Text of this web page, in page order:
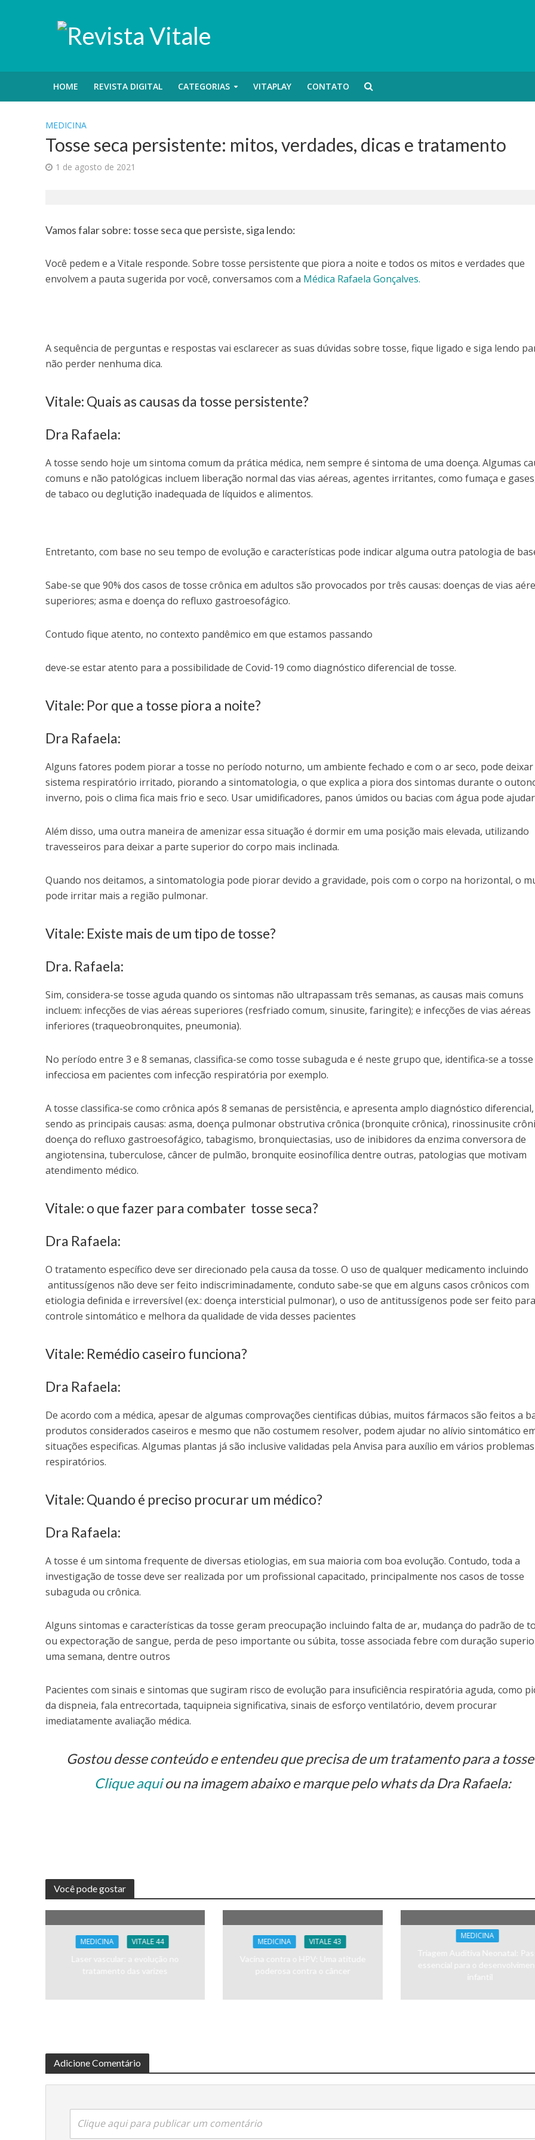
HOME REVISTA DIGITAL CATEGORIAS VITAPLAY CONTATO
MEDICINA
Tosse seca persistente: mitos, verdades, dicas e tratamento
1 de agosto de 2021
Vamos falar sobre: tosse seca que persiste, siga lendo:
Você pedem e a Vitale responde. Sobre tosse persistente que piora a noite e todos os mitos e verdades que
envolvem a pauta sugerida por você, conversamos com a Médica Rafaela Gonçalves.
A sequência de perguntas e respostas vai esclarecer as suas dúvidas sobre tosse, fique ligado e siga lendo
não perder nenhuma dica.
Vitale: Quais as causas da tosse persistente?
Dra Rafaela:
A tosse sendo hoje um sintoma comum da prática médica, nem sempre é sintoma de uma doença. Algumas
comuns e não patológicas incluem liberação normal das vias aéreas, agentes irritantes, como fumaça e
de tabaco ou deglutição inadequada de líquidos e alimentos.
Entretanto, com base no seu tempo de evolução e características pode indicar alguma outra patologia de
Sabe-se que 90% dos casos de tosse crônica em adultos são provocados por três causas: doenças de vias
superiores; asma e doença do refluxo gastroesofágico.
Contudo fique atento, no contexto pandêmico em que estamos passando
deve-se estar atento para a possibilidade de Covid-19 como diagnóstico diferencial de tosse.
Vitale: Por que a tosse piora a noite?
Dra Rafaela:
Alguns fatores podem piorar a tosse no período noturno, um ambiente fechado e com o ar seco, pode deixar
sistema respiratório irritado, piorando a sintomatologia, o que explica a piora dos sintomas durante o
inverno, pois o clima fica mais frio e seco. Usar umidificadores, panos úmidos ou bacias com água pode
Além disso, uma outra maneira de amenizar essa situação é dormir em uma posição mais elevada, utilizando
travesseiros para deixar a parte superior do corpo mais inclinada.
Quando nos deitamos, a sintomatologia pode piorar devido a gravidade, pois com o corpo na horizontal, o
pode irritar mais a região pulmonar.
Vitale: Existe mais de um tipo de tosse?
Dra. Rafaela:
Sim, considera-se tosse aguda quando os sintomas não ultrapassam três semanas, as causas mais comuns
incluem: infecções de vias aéreas superiores (resfriado comum, sinusite, faringite); e infecções de vias aéreas
inferiores (traqueobronquites, pneumonia).
No período entre 3 e 8 semanas, classifica-se como tosse subaguda e é neste grupo que, identifica-se a
infecciosa em pacientes com infecção respiratória por exemplo.
A tosse classifica-se como crônica após 8 semanas de persistência, e apresenta amplo diagnóstico diferencial,
sendo as principais causas: asma, doença pulmonar obstrutiva crônica (bronquite crônica), rinossinusite
doença do refluxo gastroesofágico, tabagismo, bronquiectasias, uso de inibidores da enzima conversora de
angiotensina, tuberculose, câncer de pulmão, bronquite eosinofí­lica dentre outras, patologias que motivam
atendimento médico.
Vitale: o que fazer para combater tosse seca?
Dra Rafaela:
O tratamento específico deve ser direcionado pela causa da tosse. O uso de qualquer medicamento incluindo
antitussígenos não deve ser feito indiscriminadamente, conduto sabe-se que em alguns casos crônicos com
etiologia definida e irreversível (ex.: doença intersticial pulmonar), o uso de antitussígenos pode ser feito para
controle sintomático e melhora da qualidade de vida desses pacientes
Vitale: Remédio caseiro funciona?
Dra Rafaela:
De acordo com a médica, apesar de algumas comprovações cientificas dúbias, muitos fármacos são feitos a
produtos considerados caseiros e mesmo que não costumem resolver, podem ajudar no alívio sintomático
situações especificas. Algumas plantas já são inclusive validadas pela Anvisa para auxílio em vários problemas
respiratórios.
Vitale: Quando é preciso procurar um médico?
Dra Rafaela:
A tosse é um sintoma frequente de diversas etiologias, em sua maioria com boa evolução. Contudo, toda a
investigação de tosse deve ser realizada por um profissional capacitado, principalmente nos casos de tosse
subaguda ou crônica.
Alguns sintomas e características da tosse geram preocupação incluindo falta de ar, mudança do padrão de
ou expectoração de sangue, perda de peso importante ou súbita, tosse associada febre com duração
uma semana, dentre outros
Pacientes com sinais e sintomas que sugiram risco de evolução para insuficiência respiratória aguda, como
da dispneia, fala entrecortada, taquipneia significativa, sinais de esforço ventilatório, devem procurar
imediatamente avaliação médica.
Gostou desse conteúdo e entendeu que precisa de um tratamento para a
Clique aquiou na imagem abaixo e marque pelo whats da Dra Rafaela:
Você pode gostar
MEDICINA
VITALE 44
Laser vascular: a evolução no
tratamento das varizes
MEDICINA
VITALE 43
Vacina contra o HPV: Uma atitude
poderosa contra o câncer
MEDICINA
Triagem Auditiva Neonatal:
essencial para o
infantil
Adicione Comentário
Clique aqui para publicar um comentário